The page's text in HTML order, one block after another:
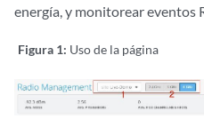
energía, y monitorear eventos
Figura 1: Uso de la página